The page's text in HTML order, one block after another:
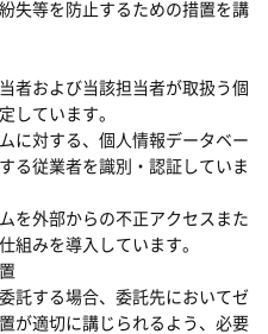
失等を防止するための措置を講
者および当該担当者が取扱う個
しています。
に対する、個人情報データベー
る従業者を識別・認証していま
を外部からの不正アクセスまた
組みを導入しています。
託する場合、委託先においてゼ
が適切に講じられるよう、必要